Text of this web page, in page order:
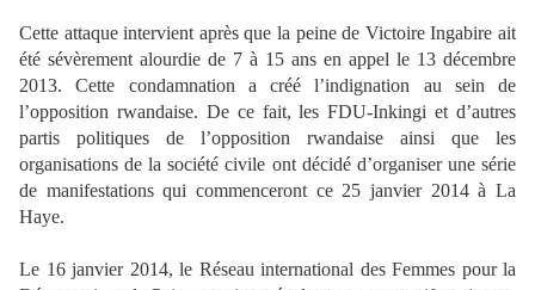
Cette attaque intervient après que la peine de Victoire Ingabire ait
été sévèrement alourdie de 7 à 15 ans en appel le 13 décembre
2013. Cette condamnation a créé l’indignation au sein de
l’opposition rwandaise. De ce fait, les FDU-Inkingi et d’autres
partis politiques de l’opposition rwandaise ainsi que les
organisations de la société civile ont décidé d’organiser une série
de manifestations qui commenceront ce 25 janvier 2014 à La
Haye.
Le 16 janvier 2014, le Réseau international des Femmes pour la